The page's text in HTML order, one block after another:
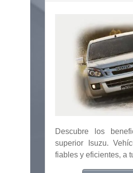
Descubre los
superior Isuzu.
fiables y eficientes, a